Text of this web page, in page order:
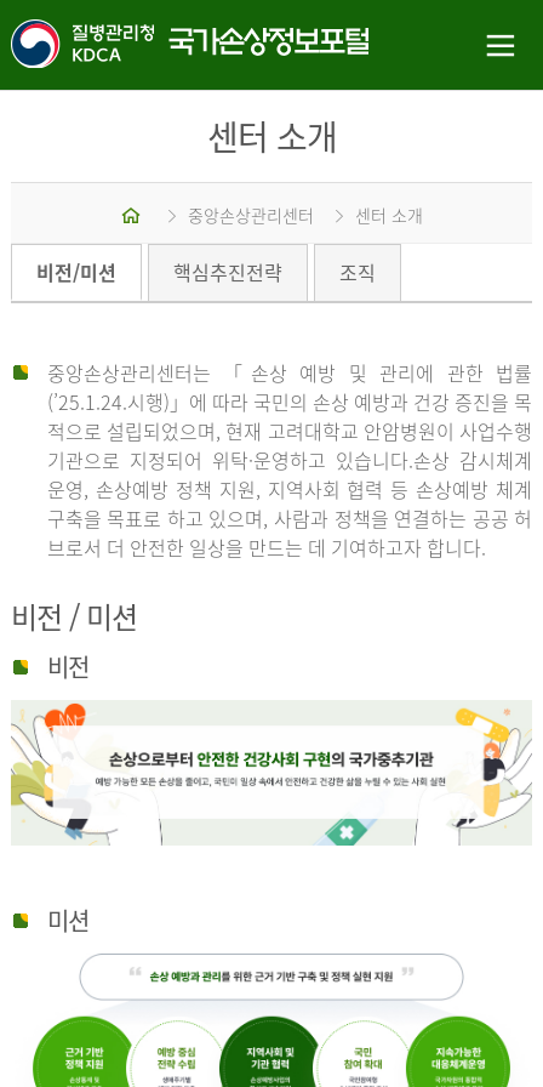
센터 소개
중앙손상관리센터 센터 소개
비전/미션 핵심추진전략 조직
중앙손상관리센터는 「손상 예방 및 관리에 관한 법률
(’25.1.24.시행)」에 따라 국민의 손상 예방과 건강 증진을 목
적으로 설립되었으며, 현재 고려대학교 안암병원이 사업수행
기관으로 지정되어 위탁·운영하고 있습니다.손상 감시체계
운영, 손상예방 정책 지원, 지역사회 협력 등 손상예방 체계
구축을 목표로 하고 있으며, 사람과 정책을 연결하는 공공 허
브로서 더 안전한 일상을 만드는 데 기여하고자 합니다.
비전 / 미션
비전
미션